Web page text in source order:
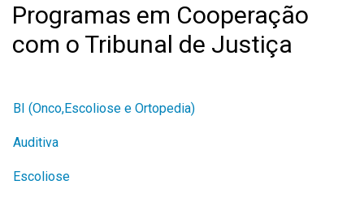
buscaProgramas em Cooperação
com o Tribunal de Justiça
BI (Onco,Escoliose e Ortopedia)
Auditiva
Escoliose